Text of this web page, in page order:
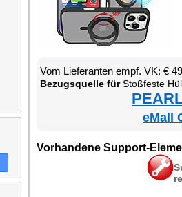
Vom Lie­fe­ran­ten empf. VK: €
Be­zugs­quel­le fürStoß­fes­te Hül­le für iPho­ne 16
eMall
Vor­han­de­ne Sup­port-